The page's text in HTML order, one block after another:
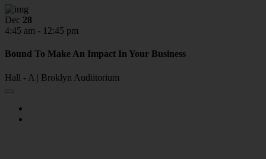
Dec 28
4:45 am - 12:45 pm
Bound To Make An Impact In Your Business
Hall - A | Broklyn Audiitorium